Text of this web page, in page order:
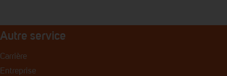
Autre service
Carrière
Entreprise